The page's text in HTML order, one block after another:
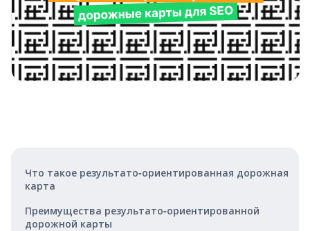
Что такое результато‑ориентированная дорожная
карта
Преимущества результато‑ориентированной
дорожной карты